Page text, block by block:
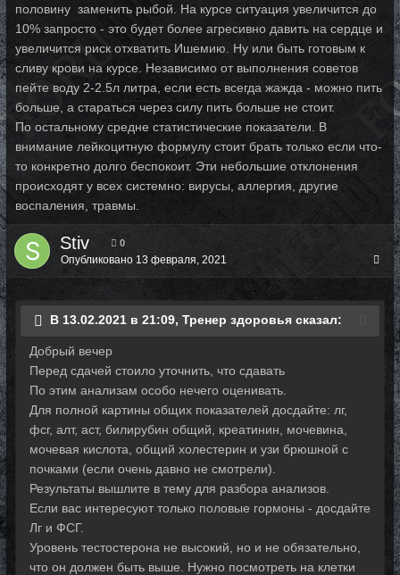
половину заменить рыбой. На курсе ситуация увеличится до
10% запросто - это будет более агресивно давить на сердце и
увеличится риск отхватить Ишемию. Ну или быть готовым к
сливу крови на курсе. Независимо от выполнения советов
пейте воду 2-2.5л литра, если есть всегда жажда - можно пить
больше, а стараться через силу пить больше не стоит.
По остальному средне статистические показатели. В
внимание лейкоцитную формулу стоит брать только если что-
то конкретно долго беспокоит. Эти небольшие отклонения
происходят у всех системно: вирусы, аллергия, другие
воспаления, травмы.
Stiv 0
Опубликовано 13 февраля, 2021
В 13.02.2021 в 21:09, Тренер здоровья сказал:
Добрый вечер
Перед сдачей стоило уточнить, что сдавать
По этим анализам особо нечего оценивать.
Для полной картины общих показателей досдайте: лг,
фсг, алт, аст, билирубин общий, креатинин, мочевина,
мочевая кислота, общий холестерин и узи брюшной с
почками (если очень давно не смотрели).
Результаты вышлите в тему для разбора анализов.
Если вас интересуют только половые гормоны - досдайте
Лг и ФСГ.
Уровень тестостерона не высокий, но и не обязательно,
что он должен быть выше. Нужно посмотреть на клетки